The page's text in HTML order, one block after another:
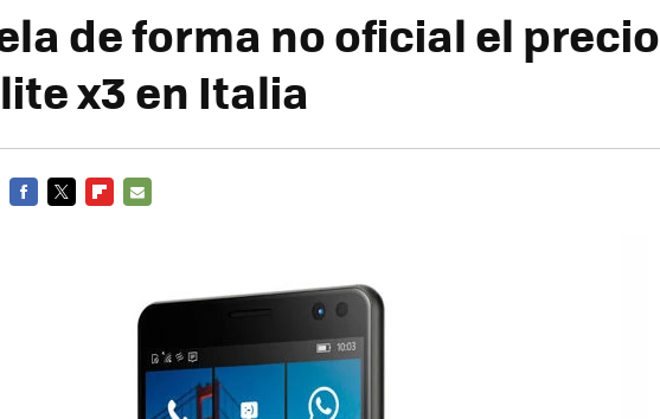
de forma no oficial el precio
x3 en Italia